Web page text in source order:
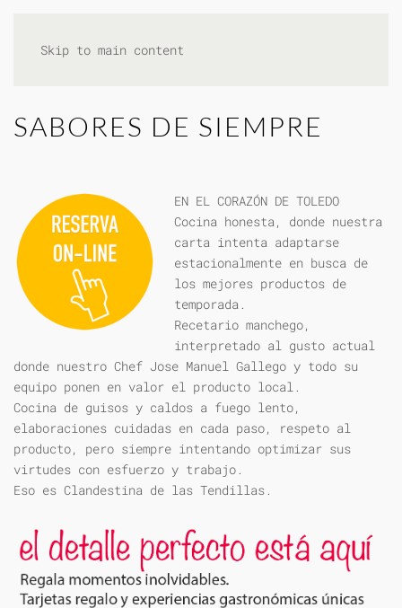
Skip to main content
SABORES DE SIEMPRE
EN EL CORAZÓN DE TOLEDO
Cocina honesta, donde nuestra
carta intenta adaptarse
estacionalmente en busca de
los mejores productos de
temporada.
Recetario manchego,
interpretado al gusto actual
donde nuestro Chef Jose Manuel Gallego y todo su
equipo ponen en valor el producto local.
Cocina de guisos y caldos a fuego lento,
elaboraciones cuidadas en cada paso, respeto al
producto, pero siempre intentando optimizar sus
virtudes con esfuerzo y trabajo.
Eso es Clandestina de las Tendillas.